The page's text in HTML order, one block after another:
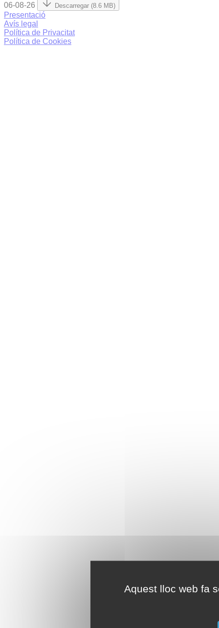
Aquest lloc web fa
06-08-26 Descarregar (8.6 MB)
Presentació
Avís legal
Política de Privacitat
Política de Cookies